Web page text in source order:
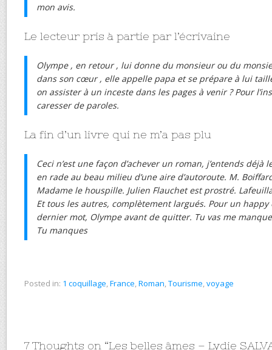
mon avis.
Le lecteur pris à partie par l’écrivaine
Olympe , en retour , lui donne du monsieur ou du
dans son cœur , elle appelle papa et se prépare à lui
on assister à un inceste dans les pages à venir ? Pour
caresser de paroles.
La fin d’un livre qui ne m’a pas plu
Ceci n’est une façon d’achever un roman, j’entends déjà
en rade au beau milieu d’une aire d’autoroute. M.
Madame le houspille. Julien Flauchet est prostré.
Et tous les autres, complètement largués. Pour un happy
dernier mot, Olympe avant de quitter. Tu vas me
Tu manques
Posted in: 1 coquillage,France,Roman,Tourisme,voyage
7 Thoughts on “Les belles âmes – Lydie